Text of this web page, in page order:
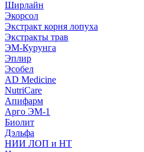
Ширлайн
Экорсол
Экстракт корня лопуха
Экстракты трав
ЭМ-Курунга
Эплир
Эсобел
AD Medicine
NutriCare
Апифарм
Арго ЭМ-1
Биолит
Дэльфа
НИИ ЛОП и НТ